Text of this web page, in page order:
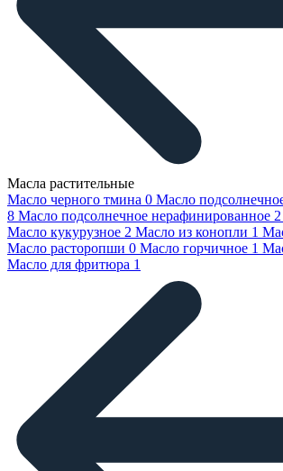
Масла растительные
Масло черного тмина 0 Масло
8 Масло подсолнечное нерафинированное 2
Масло кукурузное 2 Масло из конопли 1
Масло расторопши 0 Масло горчичное 1
Масло для фритюра 1